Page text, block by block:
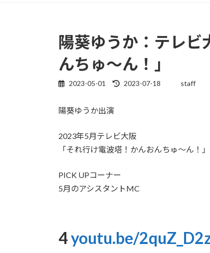
陽葵ゆうか：テレビ
んちゅ～ん！」
2023-05-01
最
時
2023-07-18 staff
陽葵ゆうか出演
2023年5月テレビ大阪
「それ行け電波塔！かんおんちゅ～ん！」
PICK UPコーナー
5月のアシスタントMC
4youtu.be/